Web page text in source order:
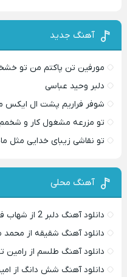
آهنگ جدید
مورفین تن پاکتم من تو
دلبر وحید عباسی
شوفر فراریم پشت ال ایکس
تو مزرعه مشغول کار و
تو نقاشی زیبای خدایی مثل
آهنگ محلی
دانلود آهنگ دلبر 2 از شهاب فالجی
دانلود آهنگ شقیقه از
دانلود آهنگ طلسم از رامین
دانلود آهنگ شش دانگ از